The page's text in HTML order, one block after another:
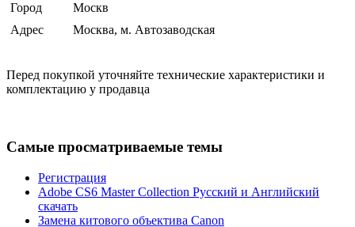
Город
Москв
Адрес
Москва, м. Автозаводская
Перед покупкой уточняйте технические характеристики и
комплектацию у продавца
Самые просматриваемые темы
Регистрация
Adobe CS6 Master Collection Русский и Английский
скачать
Замена китового объектива Canon